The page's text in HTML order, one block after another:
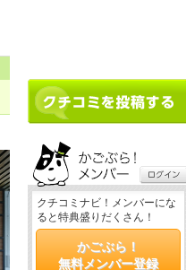
クチコミナビ！メンバーにな
ると特典盛りだくさん！
かごぶら！
無料メンバー登録